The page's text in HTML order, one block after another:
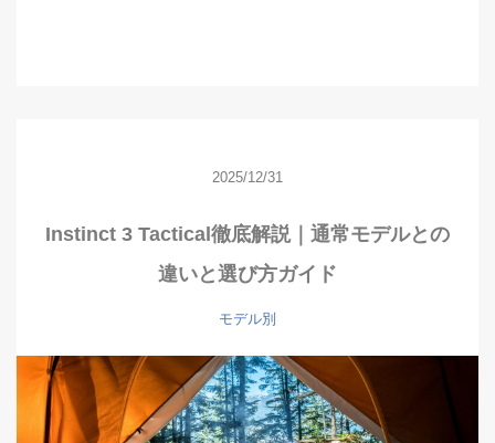
2025/12/31
Instinct 3 Tactical徹底解説｜通常モデルとの
違いと選び方ガイド
モデル別